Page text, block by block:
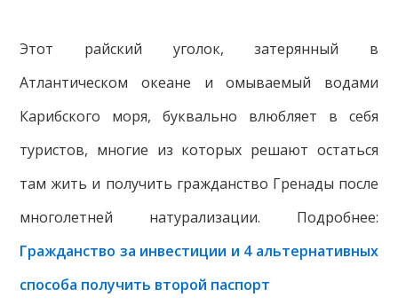
Этот райский уголок, затерянный в
Атлантическом океане и омываемый водами
Карибского моря, буквально влюбляет в себя
туристов, многие из которых решают остаться
там жить и получить гражданство Гренады после
многолетней натурализации. Подробнее:
Гражданство за инвестиции и 4 альтернативных
способа получить второй паспорт